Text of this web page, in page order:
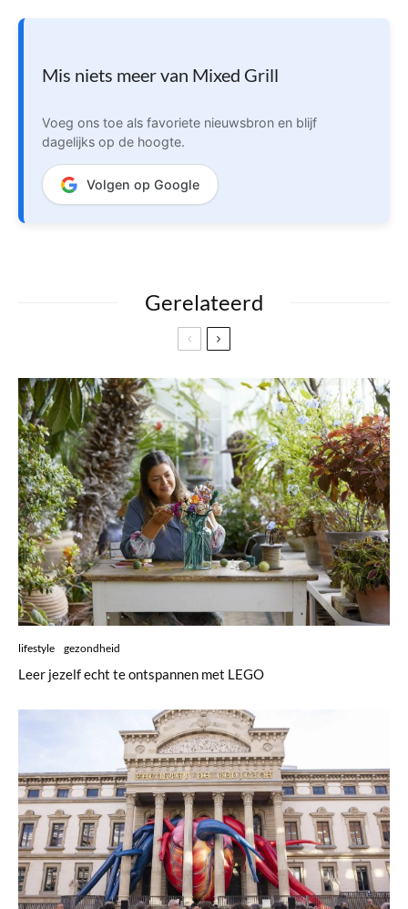
Mis niets meer van Mixed Grill
Voeg ons toe als favoriete nieuwsbron en blijf
dagelijks op de hoogte.
Volgen op Google
Gerelateerd
lifestyle gezondheid
Leer jezelf echt te ontspannen met LEGO